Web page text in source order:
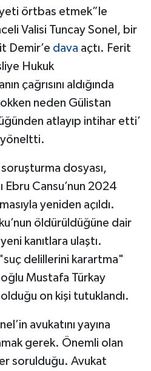
örtbas etmek”le
Valisi Tuncay Sonel, bir
Demir’e dava açtı. Ferit
Hukuk
çağrısını aldığında
neden Gülistan
atlayıp intihar etti’
yöneltti.
soruşturma dosyası,
Ebru Cansu’nun 2024
yeniden açıldı.
öldürüldüğüne dair
kanıtlara ulaştı.
delillerini karartma"
Mustafa Türkay
on kişi tutuklandı.
avukatını yayına
gerek. Önemli olan
sorulduğu. Avukat